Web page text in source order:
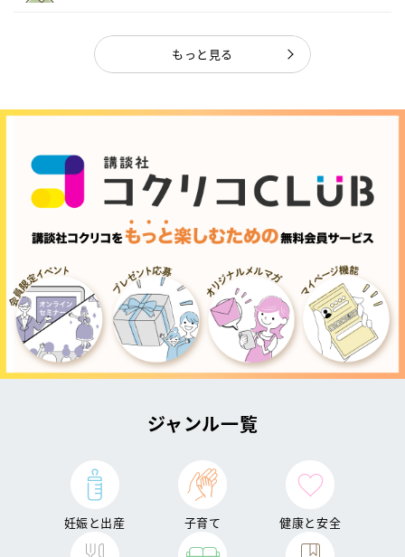
もっと見る
ジャンル一覧
妊娠と出産 子育て 健康と安全